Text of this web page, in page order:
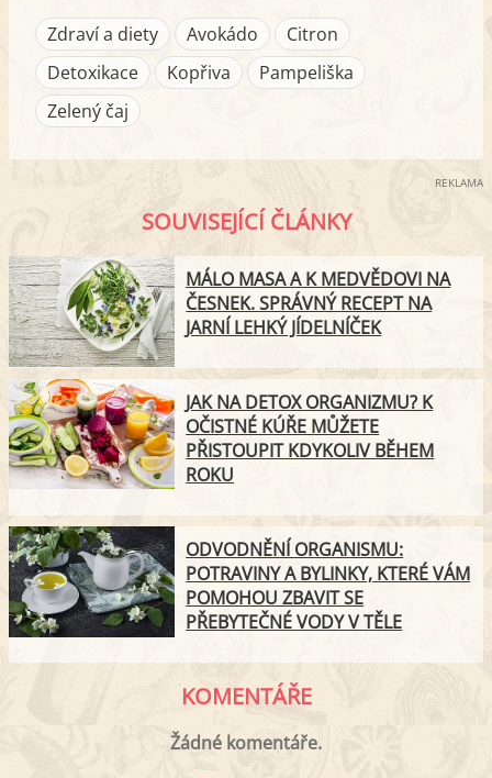
Zdraví a diety Avokádo
Citron
Detoxikace
Kopřiva
Pampeliška
Zelený čaj
REKLAMA
SOUVISEJÍCÍ ČLÁNKY
MÁLO MASA A K MEDVĚDOVI NA
ČESNEK. SPRÁVNÝ RECEPT NA
JARNÍ LEHKÝ JÍDELNÍČEK
JAK NA DETOX ORGANIZMU? K
OČISTNÉ KÚŘE MŮŽETE
PŘISTOUPIT KDYKOLIV BĚHEM
ROKU
ODVODNĚNÍ ORGANISMU:
POTRAVINY A BYLINKY, KTERÉ VÁM
POMOHOU ZBAVIT SE
PŘEBYTEČNÉ VODY V TĚLE
KOMENTÁŘE
Žádné komentáře.